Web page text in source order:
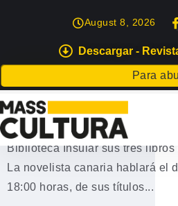
Descargar -
Para
August 8, 2026
EVENTOS
La escritora Paula
La escritora Paula Martín
Biblioteca Insular sus tres
La novelista canaria hablará el
18:00 horas, de sus títulos...